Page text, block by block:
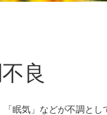
良
眠気」などが不調とし